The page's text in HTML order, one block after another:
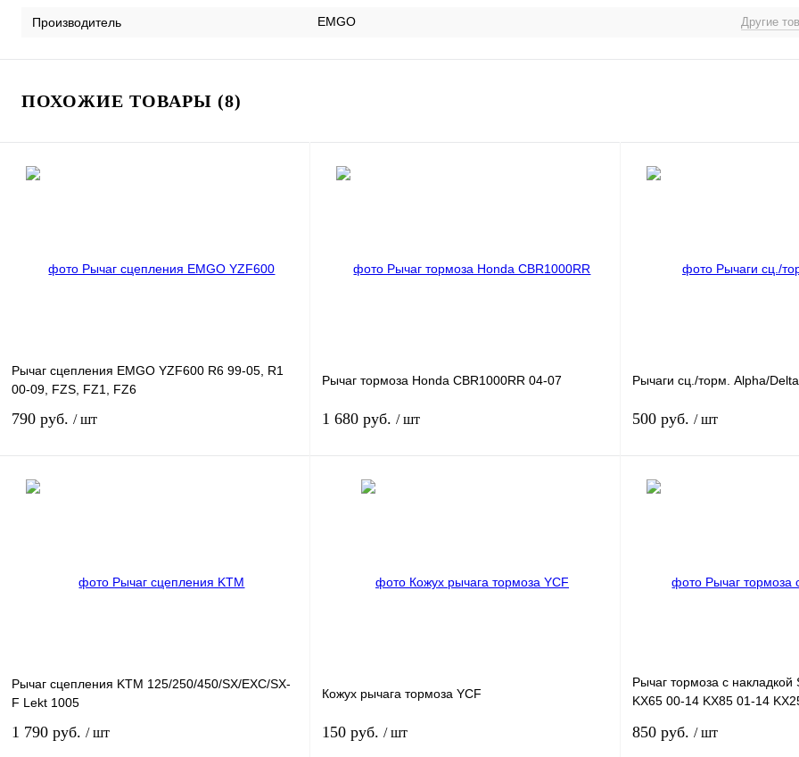
Производитель EMGO Другие
ПОХОЖИЕ ТОВАРЫ (8)
Рычаг сцепления EMGO YZF600 R6 99-05, R1
00-09, FZS, FZ1, FZ6
790 руб. / шт
наличии
Рычаг тормоза Honda CBR1000RR 04-07
1 680 руб. / шт
наличии
Рычаги сц./торм. Alpha/Delta
500 руб. / шт
Рычаг сцепления KTM 125/250/450/SX/EXC/SX-
F Lekt 1005
1 790 руб. / шт
Кожух рычага тормоза YCF
150 руб. / шт
Рычаг тормоза c накладкой
KX65 00-14 KX85 01-14
850 руб. / шт